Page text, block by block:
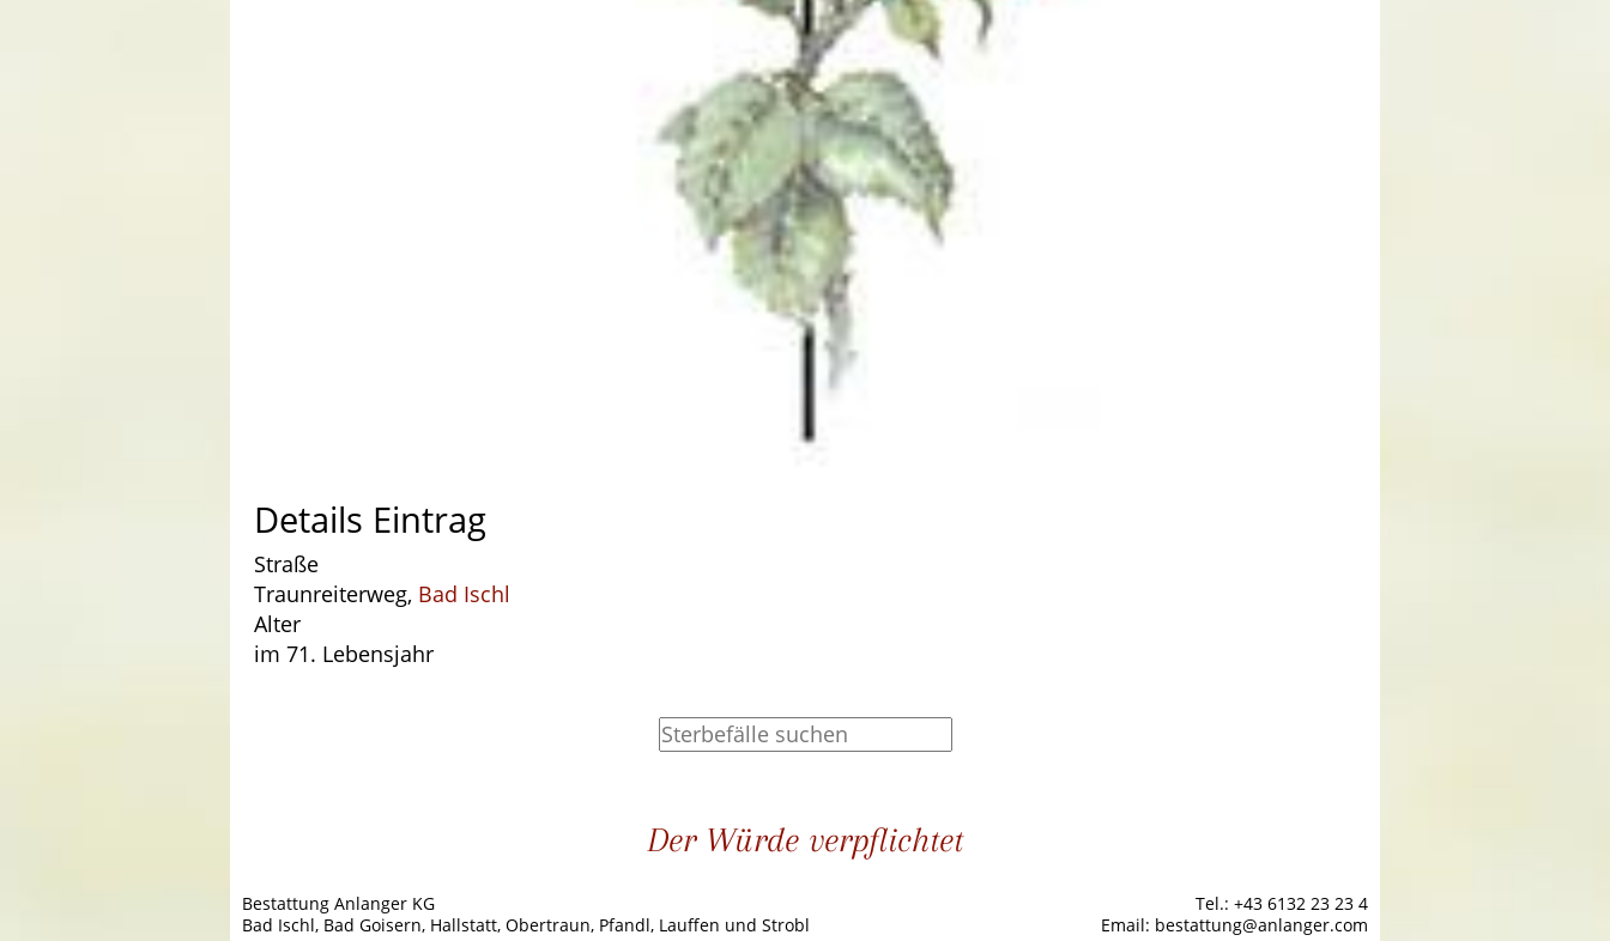
Details Eintrag
Straße
Traunreiterweg, Bad Ischl
Alter
im 71. Lebensjahr
Der Würde verpflichtet
Bestattung Anlanger KG
Bad Ischl, Bad Goisern, Hallstatt, Obertraun, Pfandl, Lauffen und Strobl
Tel.: +43 6132 23 23 4
Email: bestattung@anlanger.com